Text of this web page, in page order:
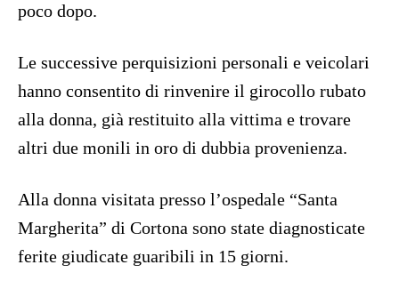
poco dopo.
Le successive perquisizioni personali e veicolari
hanno consentito di rinvenire il girocollo rubato
alla donna, già restituito alla vittima e trovare
altri due monili in oro di dubbia provenienza.
Alla donna visitata presso l’ospedale “Santa
Margherita” di Cortona sono state diagnosticate
ferite giudicate guaribili in 15 giorni.